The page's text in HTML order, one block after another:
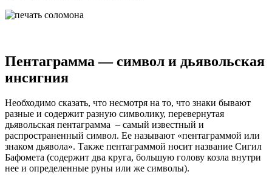
Пентаграмма — символ и дьявольская
инсигния
Необходимо сказать, что несмотря на то, что знаки бывают
разные и содержит разную символику, перевернутая
дьявольская пентаграмма – самый известный и
распространенный символ. Ее называют «пентаграммой или
знаком дьявола». Также пентаграммой носит название Сигил
Бафомета (содержит два круга, большую голову козла внутри
нее и определенные руны или же символы).